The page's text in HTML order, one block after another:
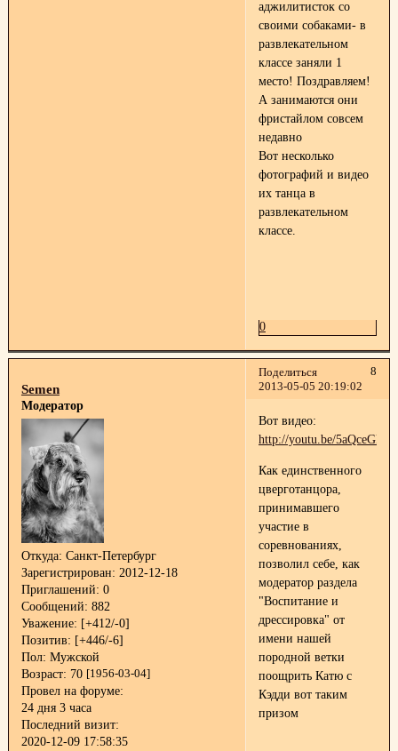
аджилитисток со
своими собаками- в
развлекательном
классе заняли 1
место! Поздравляем!
А занимаются они
фристайлом совсем
недавно
Вот несколько
фотографий и видео
их танца в
развлекательном
классе.
0
Поделиться
8
2013-05-05 20:19:02
Semen
Модератор
Откуда: Санкт-Петербург
Зарегистрирован: 2012-12-18
Приглашений: 0
Сообщений: 882
Уважение: [+412/-0]
Позитив: [+446/-6]
Пол: Мужской
Возраст: 70 [1956-03-04]
Провел на форуме:
24 дня 3 часа
Последний визит:
2020-12-09 17:58:35
Вот видео:
http://youtu.be/
Как единственного
цверготанцора,
принимавшего
участие в
соревнованиях,
позволил себе, как
модератор раздела
"Воспитание и
дрессировка" от
имени нашей
породной ветки
поощрить Катю с
Кэдди вот таким
призом